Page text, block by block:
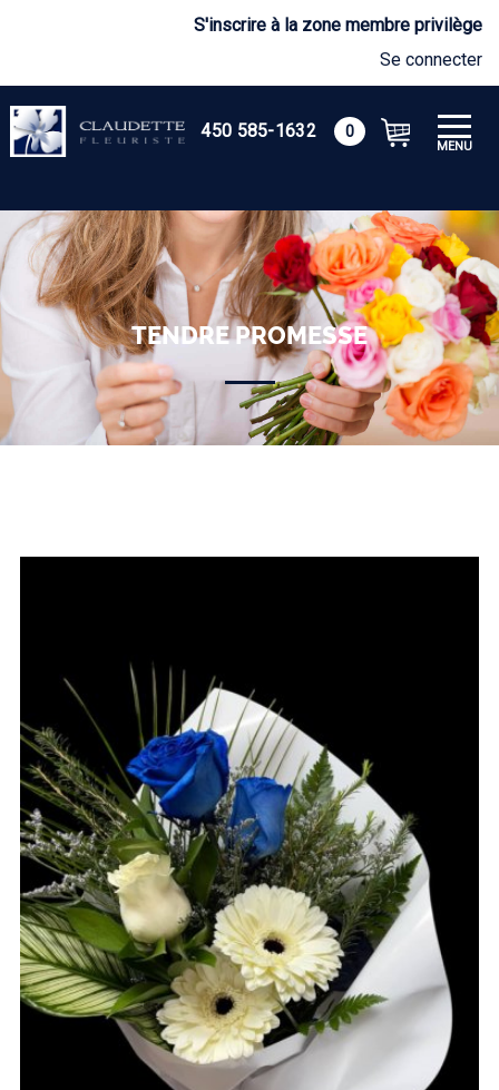
S'inscrire à la zone membre privilège
Se connecter
450 585-1632 0
TENDRE PROMESSE
MENU